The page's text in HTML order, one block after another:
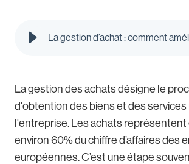
La gestion des achats désigne le
d'obtention des biens et des services
l'entreprise. Les achats
environ 60% du chiffre d’affaires des
européennes. C’est une étape